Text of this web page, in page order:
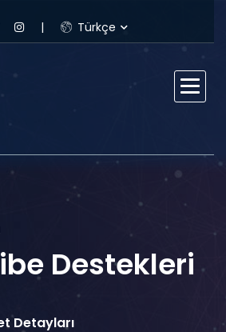
Türkçe
Destekleri
Detayları